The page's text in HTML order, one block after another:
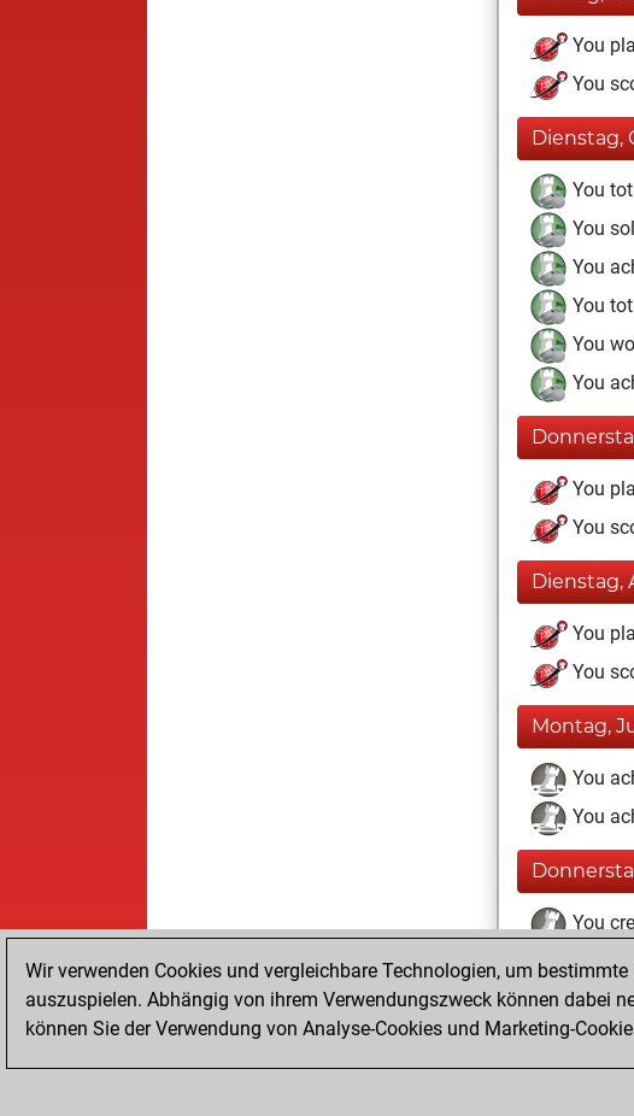
You
You
Dienstag,
You
You
You
You
You
You
You
You
Dienstag,
You
You
Montag,
You
You
You
Samstag,
You
Wir verwenden Cookies und vergleichbare Technologien, um
auszuspielen. Abhängig von ihrem Verwendungszweck können dabei
können Sie der Verwendung von Analyse-Cookies und Marketing-